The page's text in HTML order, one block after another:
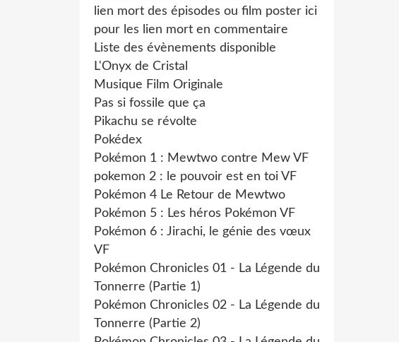
lien mort des épisodes ou film poster ici
pour les lien mort en commentaire
Liste des évènements disponible
L'Onyx de Cristal
Musique Film Originale
Pas si fossile que ça
Pikachu se révolte
Pokédex
Pokémon 1 : Mewtwo contre Mew VF
pokemon 2 : le pouvoir est en toi VF
Pokémon 4 Le Retour de Mewtwo
Pokémon 5 : Les héros Pokémon VF
Pokémon 6 : Jirachi, le génie des vœux
VF
Pokémon Chronicles 01 - La Légende du
Tonnerre (Partie 1)
Pokémon Chronicles 02 - La Légende du
Tonnerre (Partie 2)